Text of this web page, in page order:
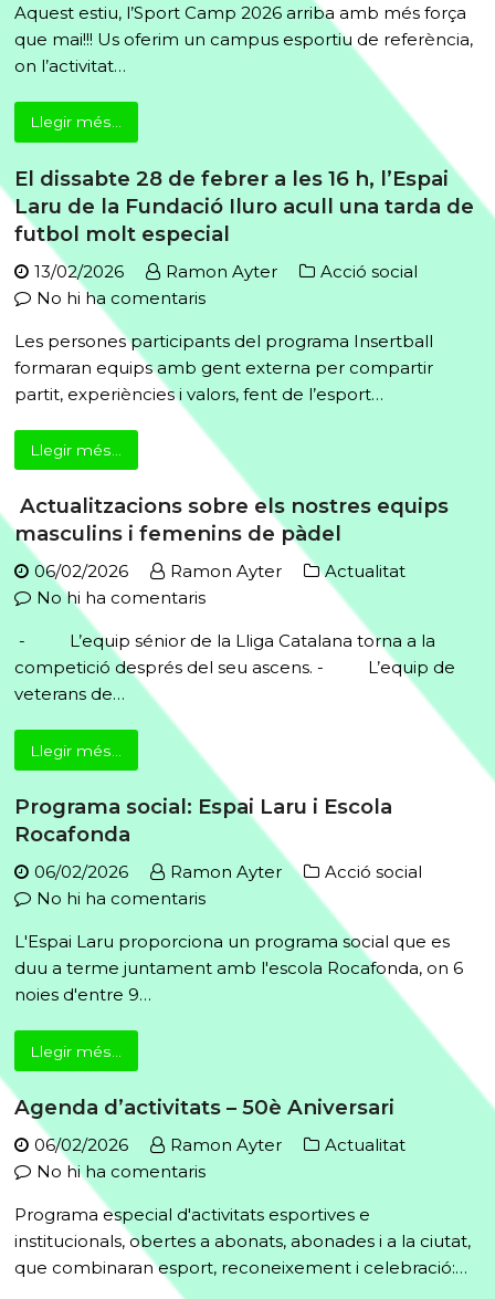
Aquest estiu, l’Sport Camp 2026 arriba amb més força
que mai!!! Us oferim un campus esportiu de referència,
on l’activitat…
Llegir més...
El dissabte 28 de febrer a les 16 h, l’Espai
Laru de la Fundació Iluro acull una tarda de
futbol molt especial
13/02/2026 Ramon Ayter
Acció social
No hi ha comentarisa
dissabte
28
de
febrer
16
h,
l’Espai
la
Fundació
tarda
de
futbol
especial
Les persones participants del programa Insertball
formaran equips amb gent externa per compartir
partit, experiències i valors, fent de l’esport…
Llegir més...
Actualitzacions sobre els nostres equips
masculins i femenins de pàdel
06/02/2026 Ramon Ayter
Actualitat
No hi ha comentarisa
sobre
els
masculins
femenins
pàdel
- L’equip sénior de la Lliga Catalana torna a la
competició després del seu ascens. - L’equip de
veterans de…
Llegir més...
Programa social: Espai Laru i Escola
Rocafonda
06/02/2026 Ramon Ayter
Acció social
No hi ha comentarisa
social:
Espai
L'Espai Laru proporciona un programa social que es
duu a terme juntament amb l'escola Rocafonda, on 6
noies d'entre 9…
Llegir més...
Agenda d’activitats – 50è Aniversari
06/02/2026 Ramon Ayter
Actualitat
No hi ha comentarisa
d’activitats
–
50è
Programa especial d'activitats esportives e
institucionals, obertes a abonats, abonades i a la ciutat,
que combinaran esport, reconeixement i celebració:…